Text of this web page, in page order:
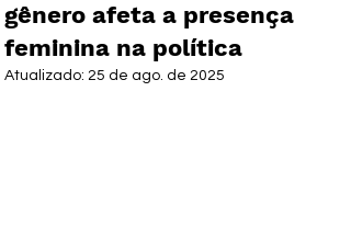
gênero afeta a presença
feminina na política
Atualizado: 25 de ago. de 2025